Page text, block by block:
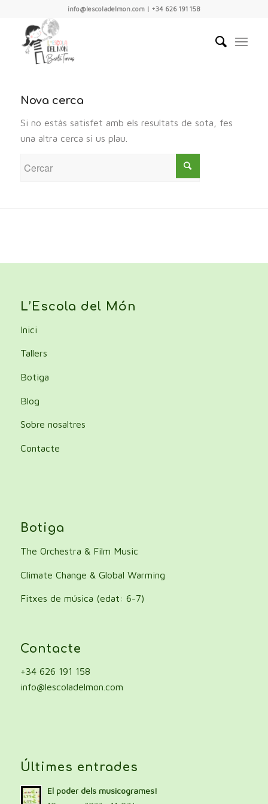
info@lescoladelmon.com | +34 626 191 158
Nova cerca
Si no estàs satisfet amb els resultats de sota, fes
una altra cerca si us plau.
L’Escola del Món
Inici
Tallers
Botiga
Blog
Sobre nosaltres
Contacte
Botiga
The Orchestra & Film Music
Climate Change & Global Warming
Fitxes de música (edat: 6-7)
Contacte
+34 626 191 158
info@lescoladelmon.com
Últimes entrades
El poder dels musicogrames!